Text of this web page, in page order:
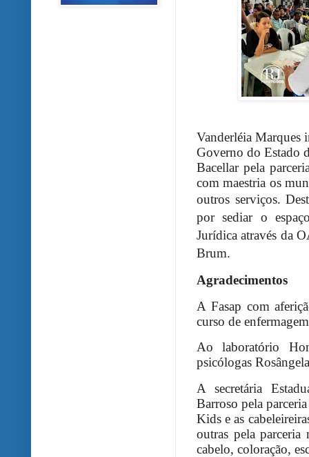
Vanderléia Marques
Governo do Estado
Bacellar pela
com maestria os
outros serviços.
por sediar o
Jurídica através da
Brum.
Agradecimentos
A Fasap com
curso de
Ao laboratório
psicólogas
A secretária
Barroso pela
Kids e as
outras pela parceria
cabelo, coloração,